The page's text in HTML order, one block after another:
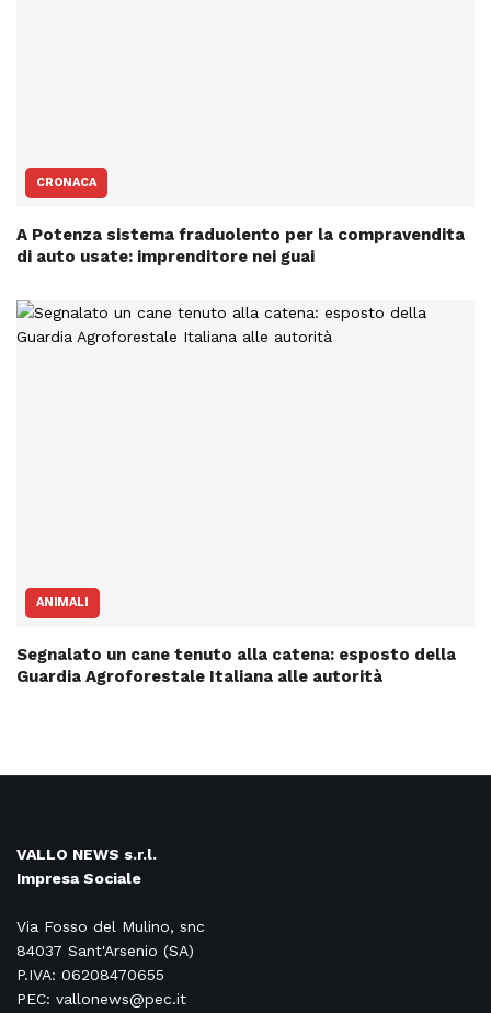
CRONACA
A Potenza sistema fraduolento per la compravendita
di auto usate: imprenditore nei guai
ANIMALI
Segnalato un cane tenuto alla catena: esposto della
Guardia Agroforestale Italiana alle autorità
VALLO NEWS s.r.l.
Impresa Sociale
Via Fosso del Mulino, snc
84037 Sant'Arsenio (SA)
P.IVA: 06208470655
PEC: vallonews@pec.it